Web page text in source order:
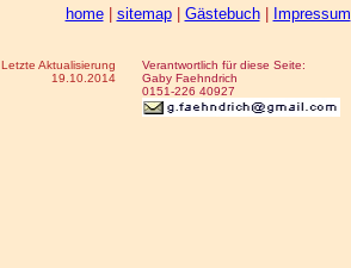
home| sitemap| Gästebuch| Impressum
Letzte Aktualisierung
19.10.2014
Verantwortlich für diese Seite:
Gaby Faehndrich
0151-226 40927